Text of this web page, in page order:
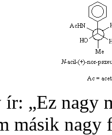
„Ez nagy
másik nagy